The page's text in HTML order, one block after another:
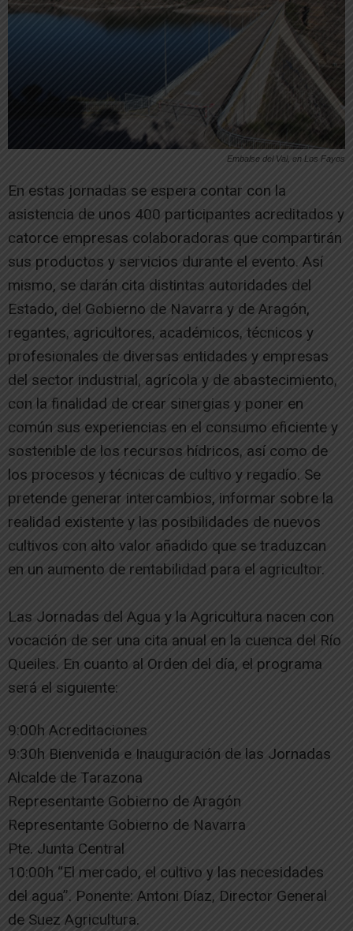
Embalse del Val, en Los Fayos
En estas jornadas se espera contar con la
asistencia de unos 400 participantes acreditados y
catorce empresas colaboradoras que compartirán
sus productos y servicios durante el evento. Así
mismo, se darán cita distintas autoridades del
Estado, del Gobierno de Navarra y de Aragón,
regantes, agricultores, académicos, técnicos y
profesionales de diversas entidades y empresas
del sector industrial, agrícola y de abastecimiento,
con la finalidad de crear sinergias y poner en
común sus experiencias en el consumo eficiente y
sostenible de los recursos hídricos, así como de
los procesos y técnicas de cultivo y regadío. Se
pretende generar intercambios, informar sobre la
realidad existente y las posibilidades de nuevos
cultivos con alto valor añadido que se traduzcan
en un aumento de rentabilidad para el agricultor.
Las Jornadas del Agua y la Agricultura nacen con
vocación de ser una cita anual en la cuenca del Río
Queiles. En cuanto al Orden del día, el programa
será el siguiente:
9:00h Acreditaciones
9:30h Bienvenida e Inauguración de las Jornadas
Alcalde de Tarazona
Representante Gobierno de Aragón
Representante Gobierno de Navarra
Pte. Junta Central
10:00h “El mercado, el cultivo y las necesidades
del agua”. Ponente: Antoni Díaz, Director General
de Suez Agricultura.